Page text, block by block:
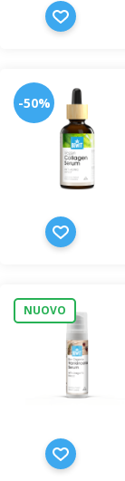
-50%
NUOVO